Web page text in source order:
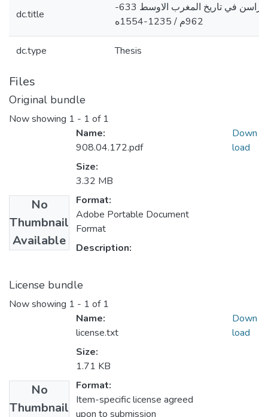
dc.title
أسرة أل يغمراسن في تاريخ المغرب الاوسط 633-
962م / 1235-1554ه
dc.type Thesis
Files
Original bundle
Now showing 1 - 1 of 1
No
Thumbnail
Available
Name:
908.04.172.pdf
Size:
3.32 MB
Format:
Adobe Portable Document
Format
Description:
Down
load
License bundle
Now showing 1 - 1 of 1
No
Thumbnail
Name:
license.txt
Size:
1.71 KB
Format:
Item-specific license agreed
upon to submission
Down
load